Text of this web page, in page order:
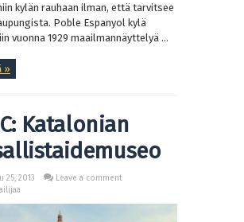
kylän rauhaan ilman, että tarvitsee
Poble Espanyol kylä
vuonna 1929 maailmannäyttelyä ...
»
Katalonian
25, 2013
Leave a comment